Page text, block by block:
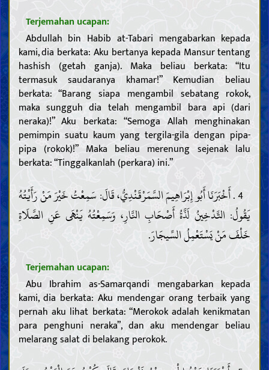
Terjemahan ucapan:
Abdullah bin Habib at-Tabari mengabarkan kepada
kami, dia berkata: Aku bertanya kepada Mansur tentang
hashish (getah ganja). Maka beliau berkata: “Itu
termasuk saudaranya khamar!” Kemudian beliau
berkata: “Barang siapa mengambil sebatang rokok,
maka sungguh dia telah mengambil bara api (dari
neraka)!” Aku berkata: “Semoga Allah menghinakan
pemimpin suatu kaum yang tergila-gila dengan pipa-
pipa (rokok)!” Maka beliau merenung sejenak lalu
berkata: “Tinggalkanlah (perkara) ini.”
4 . أَخْبَرَنَا أَبُو إِبْرَاهِيمَ السَّمَرْقَنْدِيُّ، قَالَ: سَمِعْتُ خَيْرَ مَنْ رَأَيْتُهُ
يَقُولُ: التَّدْخِينُ لَذَّةُ أَصْحَابِ النَّارِ، وَسَمِعْتُهُ يَنْهَى عَنِ الصَّلَاةِ
خَلْفَ مَنْ يَسْتَعْمِلُ السِّيجَارَ.
Terjemahan ucapan:
Abu Ibrahim as-Samarqandi mengabarkan kepada
kami, dia berkata: Aku mendengar orang terbaik yang
pernah aku lihat berkata: “Merokok adalah kenikmatan
para penghuni neraka”, dan aku mendengar beliau
melarang salat di belakang perokok.